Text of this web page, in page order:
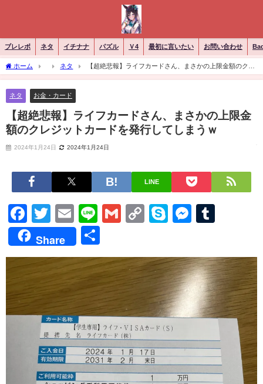
ブレレボ ネタ イチナナ パズル Ｖ4 最初に言いたい お問い合わせ
ホーム ネタ
【超絶悲報】ライフカードさん、まさかの上限金額のクレ
ジットカードを発行してしまうｗ
ネタ お金・カード
【超絶悲報】ライフカードさん、まさかの上限金
額のクレジットカードを発行してしまうｗ
2024年1月24日 2024年1月24日
LINE
Facebook
Twitter
EmailLineGmailCopySkype
Share
有